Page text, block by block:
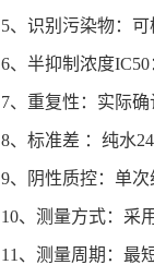
5、识别污染物：可
6、半抑制浓度IC50
7、重复性：实际确
8、标准差 ：纯水
9、阴性质控：单次
10、测量方式：采
11、测量周期：最